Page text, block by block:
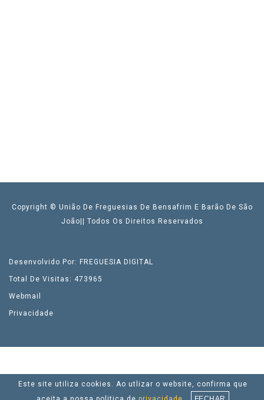
Copyright © União De Freguesias De Bensafrim E Barão De São
João|| Todos Os Direitos Reservados
Desenvolvido Por: FREGUESIA DIGITAL
Total De Visitas: 473965
Webmail
Privacidade
Este site utiliza cookies. Ao utlizar o website, confirma que